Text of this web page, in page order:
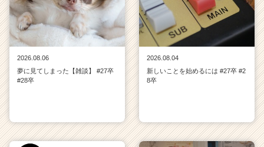
2026.08.06
夢に見てしまった【雑談】 #27卒
#28卒
2026.08.04
新しいことを始めるには #27卒 #2
8卒